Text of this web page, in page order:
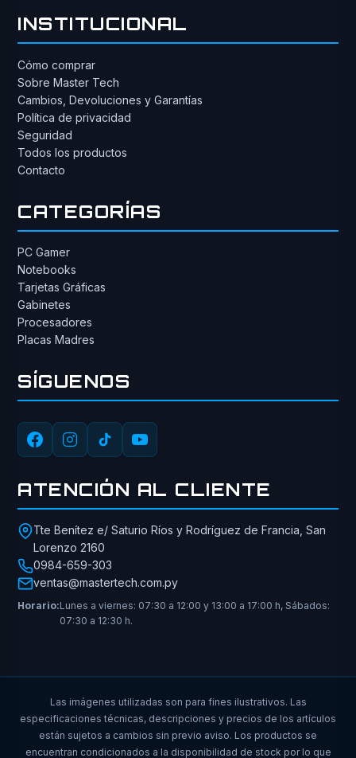
INSTITUCIONAL
Cómo comprar
Sobre Master Tech
Cambios, Devoluciones y Garantías
Política de privacidad
Seguridad
Todos los productos
Contacto
CATEGORÍAS
PC Gamer
Notebooks
Tarjetas Gráficas
Gabinetes
Procesadores
Placas Madres
SÍGUENOS
ATENCIÓN AL CLIENTE
Tte Benítez e/ Saturio Ríos y Rodríguez de Francia, San
Lorenzo 2160
0984-659-303
ventas@mastertech.com.py
Horario:Lunes a viernes: 07:30 a 12:00 y 13:00 a 17:00 h, Sábados:
07:30 a 12:30 h.
Las imágenes utilizadas son para fines ilustrativos. Las
especificaciones técnicas, descripciones y precios de los artículos
están sujetos a cambios sin previo aviso. Los productos se
encuentran condicionados a la disponibilidad de stock por lo que